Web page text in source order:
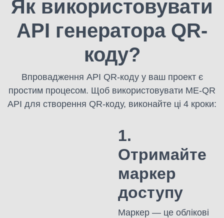
Як використовувати
API генератора QR-
коду?
Впровадження API QR-коду у ваш проект є
простим процесом. Щоб використовувати ME-QR
API для створення QR-коду, виконайте ці 4 кроки:
1.
Отримайте
маркер
доступу
Маркер — це облікові